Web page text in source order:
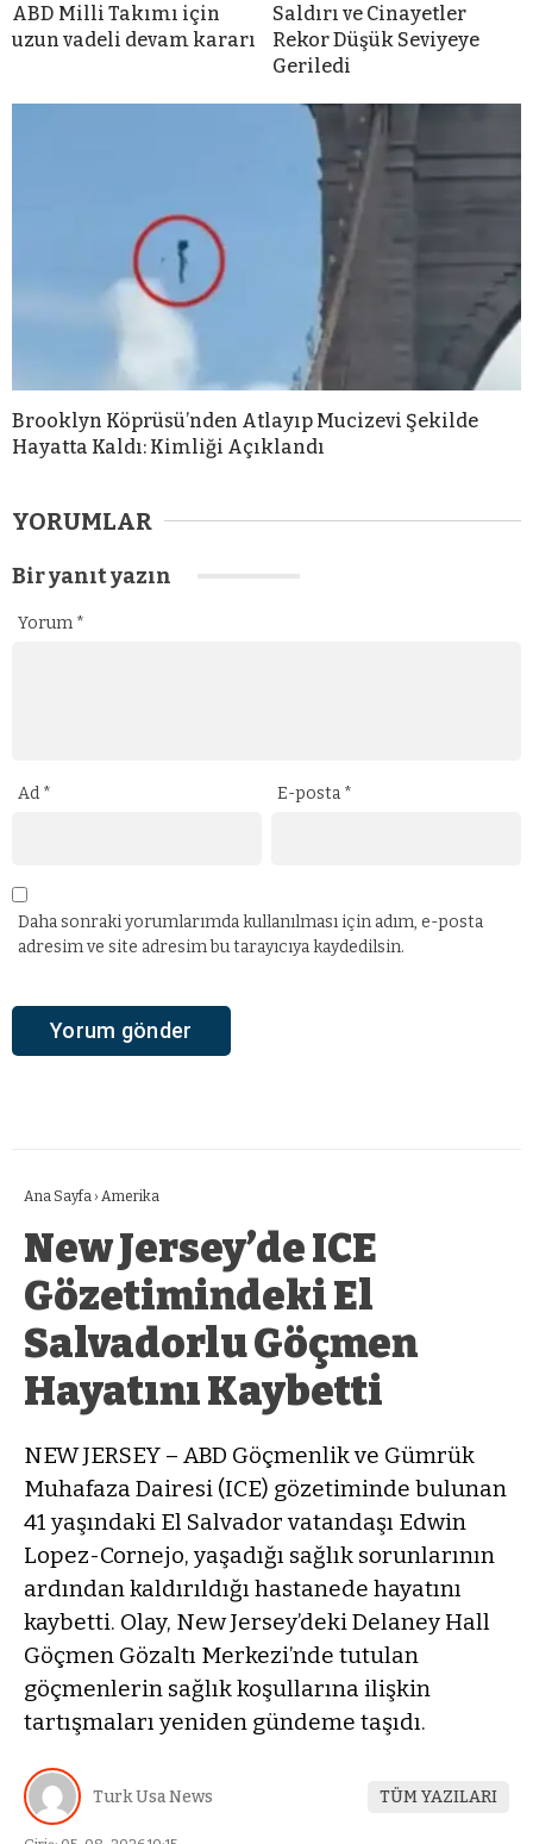
ABD Milli Takımı için
uzun vadeli devam kararı
Saldırı ve Cinayetler
Rekor Düşük Seviyeye
Geriledi
Brooklyn Köprüsü’nden Atlayıp Mucizevi Şekilde
Hayatta Kaldı: Kimliği Açıklandı
YORUMLAR
Bir yanıt yazın
Yorum *
Ad * E-posta *
Daha sonraki yorumlarımda kullanılması için adım, e-posta
adresim ve site adresim bu tarayıcıya kaydedilsin.
Ana Sayfa › Amerika
New Jersey’de ICE
Gözetimindeki El
Salvadorlu Göçmen
Hayatını Kaybetti
NEW JERSEY – ABD Göçmenlik ve Gümrük
Muhafaza Dairesi (ICE) gözetiminde bulunan
41 yaşındaki El Salvador vatandaşı Edwin
Lopez-Cornejo, yaşadığı sağlık sorunlarının
ardından kaldırıldığı hastanede hayatını
kaybetti. Olay, New Jersey’deki Delaney Hall
Göçmen Gözaltı Merkezi’nde tutulan
göçmenlerin sağlık koşullarına ilişkin
tartışmaları yeniden gündeme taşıdı.
Turk Usa News TÜM YAZILARI